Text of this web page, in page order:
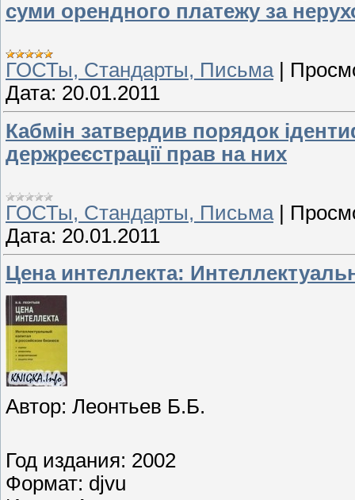
суми орендного платежу за
ГОСТы, Стандарты, Письма|
Дата: 20.01.2011
Кабмін затвердив порядок
держреєстрації прав на них
ГОСТы, Стандарты, Письма |
Дата: 20.01.2011
Цена интеллекта:
Автор: Леонтьев Б.Б.
Год издания: 2002
Формат: djvu